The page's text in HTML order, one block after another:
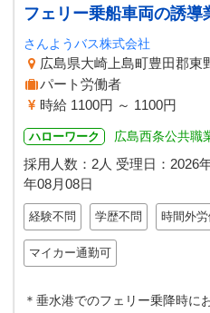
フェリー乗船車両の誘導
さんようバス株式会社
広島県大崎上島町豊田郡
パート労働者
時給 1100円 ～ 1100円
ハローワーク 広島西条公共
採用人数：2人 受理日： 2026
年08月08日
経験不問 学歴不問 時間外
マイカー通勤可
＊垂水港でのフェリー乗降時に